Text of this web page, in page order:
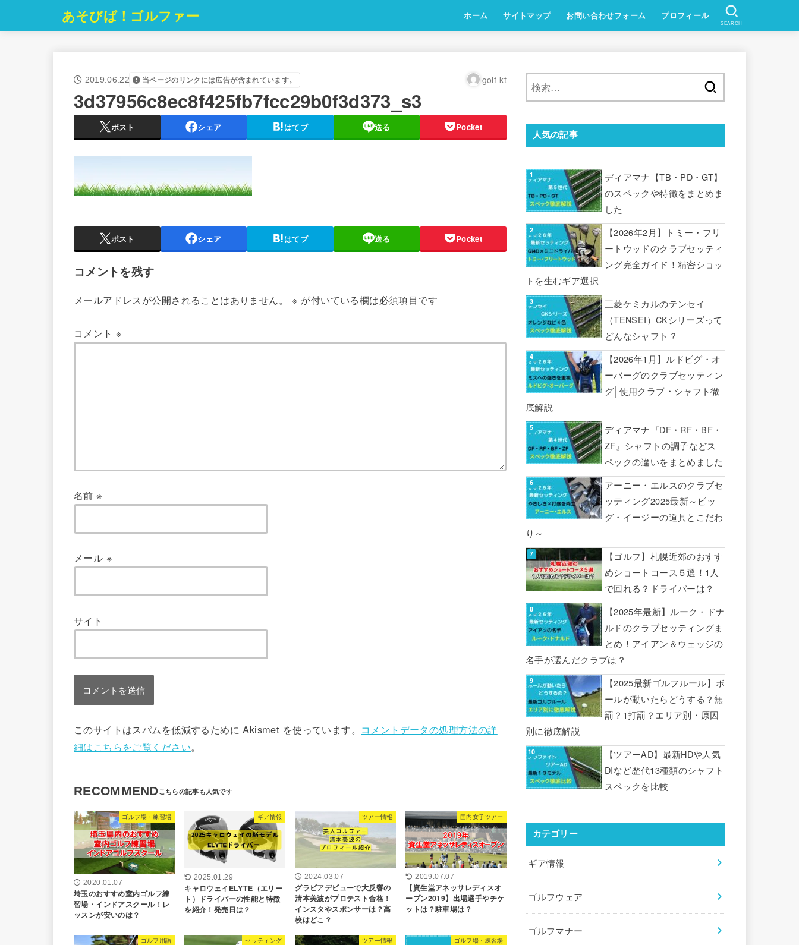
あそびば！ゴルファー ホーム サイトマップ お問い合わせフォーム プロフィール
SEARCH
2019.06.22 当ページのリンクには広告が含まれています。 golf-kt
3d37956c8ec8f425fb7fcc29b0f3d373_s3
ポスト シェア はてブ 送る Pocket
ポスト シェア はてブ 送る Pocket
コメントを残す
メールアドレスが公開されることはありません。 ※ が付いている欄は必須項目です
コメント※
名前※
メール ※
サイト
このサイトはスパムを低減するために Akismet を使っています。 コメントデータの処理方法の詳
細はこちらをご覧ください。
RECOMMEND
ゴルフ場・練習場
2020.01.07
埼玉のおすすめ室内ゴルフ練
習場・インドアスクール！レ
ッスンが安いのは？
ギア情報
2025.01.29
キャロウェイELYTE（エリー
ト）ドライバーの性能と特徴
を紹介！発売日は？
ツアー情報
2024.03.07
グラビアデビューで大反響の
清本美波がプロテスト合格！
インスタやスポンサーは？高
校はどこ？
国内女子ツアー
2019.07.07
【資生堂アネッサレディスオ
ープン2019】出場選手やチケ
ットは？駐車場は？
ゴルフ用語 セッティング ツアー情報 ゴルフ場・練習場
人気の記事
ディアマナ【TB・PD・GT】
のスペックや特徴をまとめま
した
【2026年2月】トミー・フリ
ートウッドのクラブセッティ
ング完全ガイド！精密ショッ
トを生むギア選択
三菱ケミカルのテンセイ
（TENSEI）CKシリーズって
どんなシャフト？
【2026年1月】ルドビグ・オ
ーバーグのクラブセッティン
グ│使用クラブ・シャフト徹
底解説
ディアマナ『DF・RF・BF・
ZF』シャフトの調子などス
ペックの違いをまとめました
アーニー・エルスのクラブセ
ッティング2025最新～ビッ
グ・イージーの道具とこだわ
り～
【ゴルフ】札幌近郊のおすす
めショートコース５選！1人
で回れる？ドライバーは？
【2025年最新】ルーク・ドナ
ルドのクラブセッティングま
とめ！アイアン＆ウェッジの
名手が選んだクラブは？
【2025最新ゴルフルール】ボ
ールが動いたらどうする？無
罰？1打罰？エリア別・原因
別に徹底解説
【ツアーAD】最新HDや人気
DIなど歴代13種類のシャフト
スペックを比較
カテゴリー
ギア情報
ゴルフウェア
ゴルフマナー